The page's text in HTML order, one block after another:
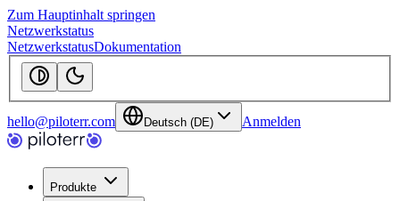
Zum Hauptinhalt springen
Netzwerkstatus
NetzwerkstatusDokumentation
hello@piloterr.com Deutsch (DE) Anmelden
Produkte